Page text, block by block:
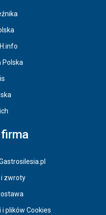
Polska
i zwroty
plików Cookies